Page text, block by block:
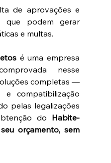
de aprovações e
que podem gerar
e multas.
é uma empresa
nesse
completas —
compatibilização
pelas legalizações
do Habite-
orçamento, sem